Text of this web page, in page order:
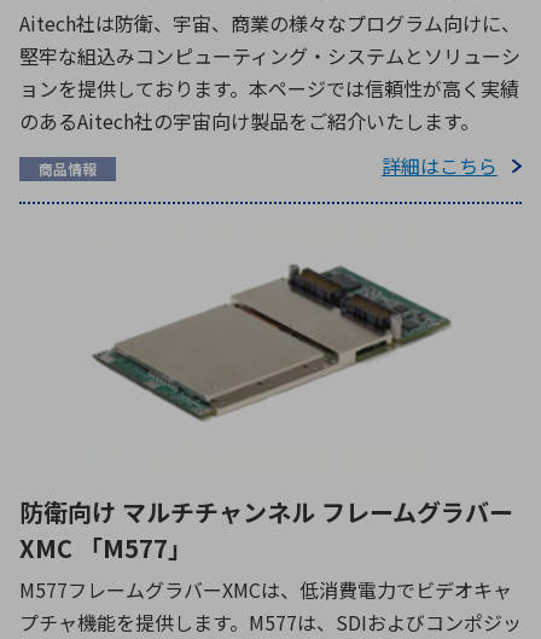
Aitech社は防衛、宇宙、商業の様々なプログラム向けに、
堅牢な組込みコンピューティング・システムとソリューシ
ョンを提供しております。本ページでは信頼性が高く実績
のあるAitech社の宇宙向け製品をご紹介いたします。
商品情報 詳細はこちら
防衛向け マルチチャンネル フレームグラバー
XMC 「M577」
M577フレームグラバーXMCは、低消費電力でビデオキャ
プチャ機能を提供します。M577は、SDIおよびコンポジッ